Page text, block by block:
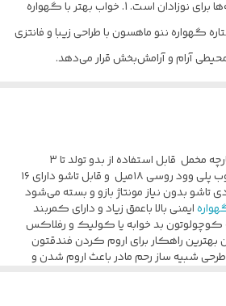
با آب ولرم یا سرد ✅ مایع نرم کننده لباس ✅
ماشین لباسشویی همراه چوب ❌
خود، یکی از بهترین گزینه‌ها برای نوزادان است. 1. خواب بهتر با گهواره
گهواره ننو ماهسون با طراحی زیبا و فانتزی
محیطی آرام و آرامش‌بخش قرار می‌دهد.
زیبا با تم ماه و ستاره، به‌خوبی با سایر
شیک و دلنشین برای اتاق نوزاد شما ایجاد
راحت یا بازگشت کالا:گهواره‌های ماهسون اصل
شامل تضمین بازگشت کالا است. اگر نوزاد
گهوارهبه خواب برود، شما می‌توانید آن را
قابلیت تنظیم ارتفاع جنس پارچه مخمل قابل استفاده از بدو تولد تا ۳
سالگی ۳۵ کیلو جنس چوب پلی وود روسی ۱۸میل و قابل تاشو دارای ۱۶
بدون نیاز مونتاژ بازو و بسته می‌شود
ایمنی بالا باعمق زیاد و دارای کمربند
کوچولوتون بد خوابه یا کولیک و رفلاکس
بهترین راهکار برای اروم کردن فندقتون
طرحی شبیه ساز رحم مادر باعث اروم شدن و